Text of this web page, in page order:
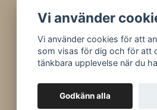
Facebook
Tiktok
Vi använder
Vi använder cookies för att
som visas för dig och för att
tänkbara upplevelse när du
Godkänn alla